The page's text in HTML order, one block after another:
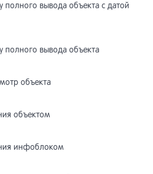
полного вывода объекта с датой
полного вывода объекта
объекта
объектом
инфоблоком